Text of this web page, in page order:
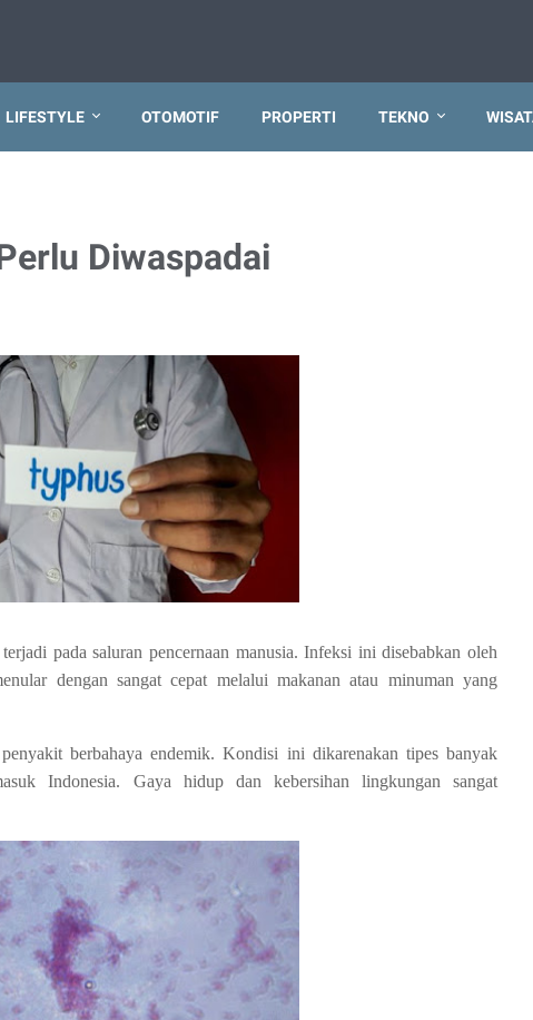
LIFESTYLE OTOMOTIF PROPERTI TEKNO
Diwaspadai
pada saluran pencernaan manusia. Infeksi ini disebabkan oleh
dengan sangat cepat melalui makanan atau minuman yang
berbahaya endemik. Kondisi ini dikarenakan tipes banyak
Indonesia. Gaya hidup dan kebersihan lingkungan sangat